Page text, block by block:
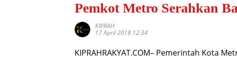
Pemkot Metro Serahkan
KIPRAH
17 April 2018 12:34
KIPRAHRAKYAT.COM– Pemerintah Kota